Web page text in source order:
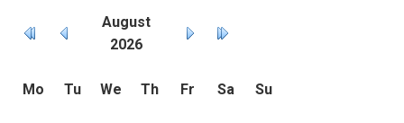
August
2026
Mo Tu We Th Fr Sa Su